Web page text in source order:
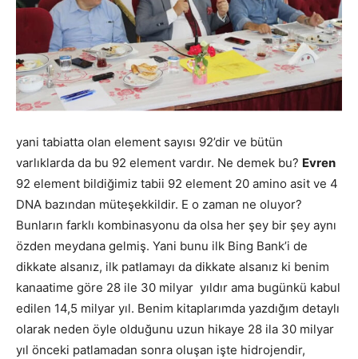
yani tabiatta olan element sayısı 92’dir ve bütün
varlıklarda da bu 92 element vardır. Ne demek bu? Evren
92 element bildiğimiz tabii 92 element 20 amino asit ve 4
DNA bazından müteşekkildir. E o zaman ne oluyor?
Bunların farklı kombinasyonu da olsa her şey bir şey aynı
özden meydana gelmiş. Yani bunu ilk Bing Bank’i de
dikkate alsanız, ilk patlamayı da dikkate alsanız ki benim
kanaatime göre 28 ile 30 milyar yıldır ama bugünkü kabul
edilen 14,5 milyar yıl. Benim kitaplarımda yazdığım detaylı
olarak neden öyle olduğunu uzun hikaye 28 ila 30 milyar
yıl önceki patlamadan sonra oluşan işte hidrojendir,